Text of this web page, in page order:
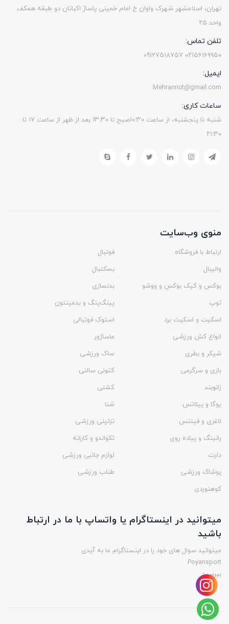
تهران، اسلامشهر شهرک واوان خ امام خمینی پاساژ اکباتان دو طبقه همکف
واحد ۲۵
تلفن تماس:
۰۲۱۵۶۱۶۹۹۵۰ 09127518757
ایمیل:
Mehrannut@gmail.com
ساعات کاری:
شنبه تا پنجشنبه، از ساعت ۱۰:۳۰صبح تا ۱۳.۳۰ بعد از ظهر از ساعت ۱۷ تا
۲۱:۳۰
منوی وب‌سایت
ارتباط با فروشگاه
فوتبال
والیبال
بسکتبال
بوکس و کیک بوکس و ووشو
بدنسازی
توپ
پینگ‌پنگ و بدمينتون
اسکیت و اسکیت برد
استوک فوتبالی
انواع کش ورزشی
ماساژور
شیکر و بطری
ساک ورزشی
بازی و سرگرمی
کتونی سالنی
زانوبند
کشتی
یوگا و پیلاتس
شنا
لاغری و فیتنس
تزئینی ورزشی
رانینگ و پیاده روی
تکواندو و کاراته
دارت
لوازم جانبی ورزشی
پوشاک ورزشی
طناب ورزشی
کوهنوردی
میتوانید در اینستاگرام یا واتساپ با ما در ارتباط
باشید
میتوانید سوال های خود را در اینستاگرام ما به آیدی
Poyansport
بپرسید